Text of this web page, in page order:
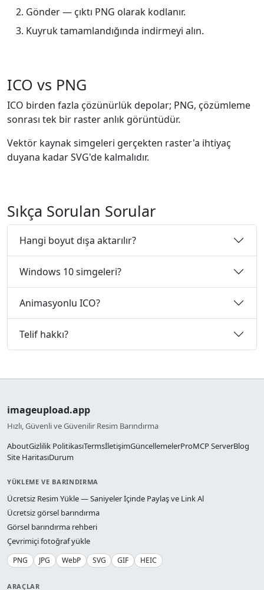
Gönder — çıktı PNG olarak kodlanır.
Kuyruk tamamlandığında indirmeyi alın.
ICO vs PNG
ICO birden fazla çözünürlük depolar; PNG, çözümleme
sonrası tek bir raster anlık görüntüdür.
Vektör kaynak simgeleri gerçekten raster'a ihtiyaç
duyana kadar SVG'de kalmalıdır.
Sıkça Sorulan Sorular
Hangi boyut dışa aktarılır?
Windows 10 simgeleri?
Animasyonlu ICO?
Telif hakkı?
imageupload.app
Hızlı, Güvenli ve Güvenilir Resim Barındırma
AboutGizlilik PolitikasıTermsİletişimGüncellemelerProMCP ServerBlog
Site HaritasıDurum
YÜKLEME VE BARINDIRMA
Ücretsiz Resim Yükle — Saniyeler İçinde Paylaş ve Link Al
Ücretsiz görsel barındırma
Görsel barındırma rehberi
Çevrimiçi fotoğraf yükle
PNG JPG WebP SVG GIF HEIC
ARAÇLAR